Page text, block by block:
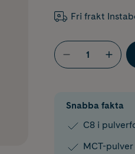
Fri frakt
Snabba fakta
C8 i
MCT-